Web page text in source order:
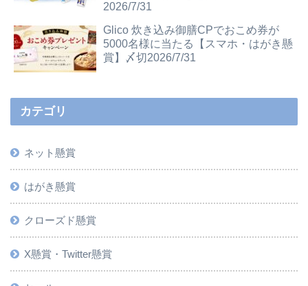
2026/7/31
Glico 炊き込み御膳CPでおこめ券が
5000名様に当たる【スマホ・はがき懸
賞】〆切2026/7/31
カテゴリ
ネット懸賞
はがき懸賞
クローズド懸賞
X懸賞・Twitter懸賞